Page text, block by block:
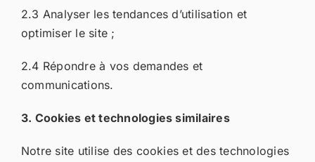
2.3 Analyser les tendances d’utilisation et
optimiser le site ;
2.4 Répondre à vos demandes et
communications.
3. Cookies et technologies similaires
Notre site utilise des cookies et des technologies